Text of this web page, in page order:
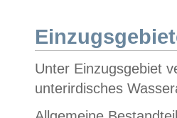
Unter Einzugsgebiet
unterirdisches